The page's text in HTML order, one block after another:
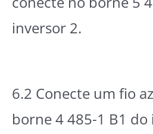
inversor 2.
6.2 Conecte um fio
borne 4 485-1 B1 do